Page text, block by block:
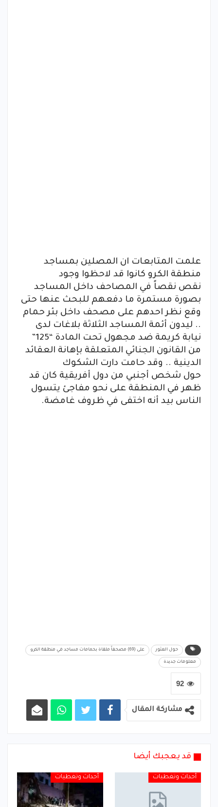
علمت المتابعات ان المصلين بمساجد
منطقة الكرو كانوا قد لاحظوا وجود
نقص نقصاً في المصاحف داخل المساجد
بصورة مستمرة ما دفعهم للبحث عنها حتى
وقع نظر احدهم على مصحف داخل بئر حمام
.. ليدون أئمة المساجد الثلاثة بلاغات لدى
نيابة كريمة ضد مجهول تحت المادة “125”
من القانون الجنائي المتعلقة بإهانة العقائد
الدينية .. وقد حامت دارت الشكوك
حول شخص أجنبي من دول أفريقية كان قد
ظهر في المنطقة على نحو مفاجئ يتسول
الناس بيد أنه اختفى في ظروف غامضة.
حول العثور على (69) مصحفاً ملقاة بحمامات مساجد في منطقة الكرو
معلومات جديدة
92
مشاركة المقال
قد يعجبك أيضا
أحداث وتغطيات أحداث وتغطيات